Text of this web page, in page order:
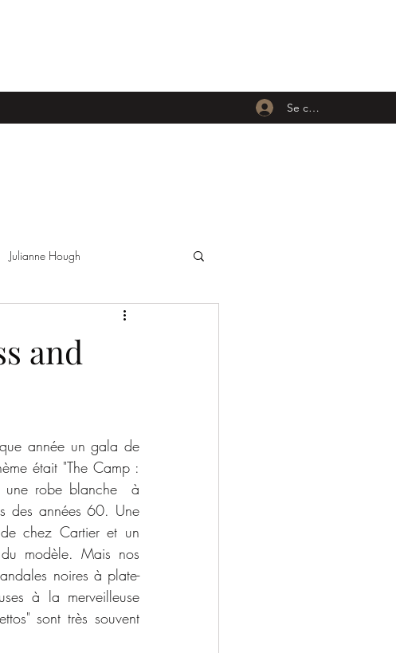
Se connecter
Julianne Hough
Sara Jean Underwood
and
était "The Camp :
une robe blanche  à
des années 60. Une
chez Cartier et un
modèle. Mais nos
noires à plate-
à la merveilleuse
sont très souvent